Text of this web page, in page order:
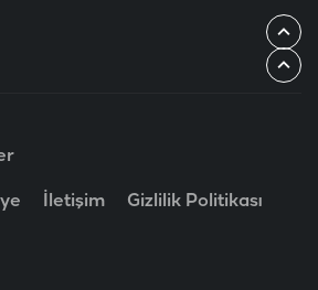
İletişim
Gizlilik Politikası